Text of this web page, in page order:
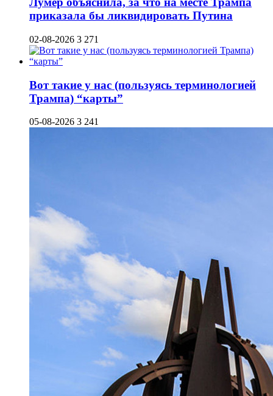
приказала бы ликвидировать Путина
02-08-2026 3 271
Вот такие у нас (пользуясь терминологией
Трампа) “карты”
05-08-2026 3 241